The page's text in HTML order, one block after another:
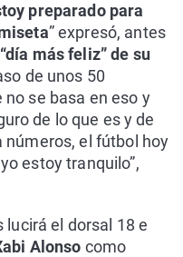
preparado para
” expresó, antes
“día más feliz” de su
de unos 50
se basa en eso y
de lo que es y de
números, el fútbol hoy
estoy tranquilo”,
lucirá el dorsal 18 e
Alonso como